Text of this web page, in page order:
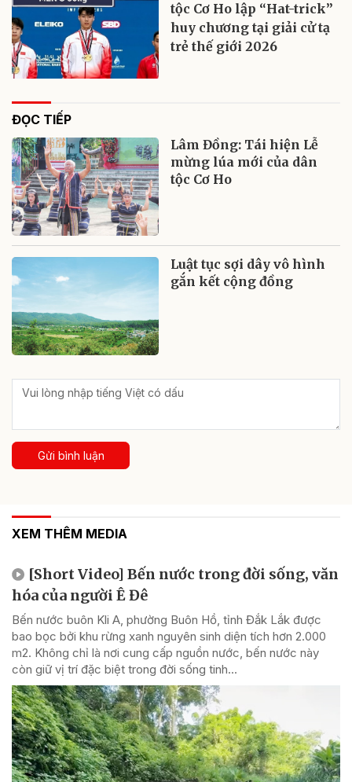
tộc Cơ Ho lập “Hat-trick”
huy chương tại giải cử tạ
trẻ thế giới 2026
ĐỌC TIẾP
Lâm Đồng: Tái hiện Lễ
mừng lúa mới của dân
tộc Cơ Ho
Luật tục sợi dây vô hình
gắn kết cộng đồng
Gửi bình luận
XEM THÊM MEDIA
[Short Video] Bến nước trong đời sống, văn
hóa của người Ê Đê
Bến nước buôn Kli A, phường Buôn Hồ, tỉnh Đắk Lắk được
bao bọc bởi khu rừng xanh nguyên sinh diện tích hơn 2.000
m2. Không chỉ là nơi cung cấp nguồn nước, bến nước này
còn giữ vị trí đặc biệt trong đời sống tinh...